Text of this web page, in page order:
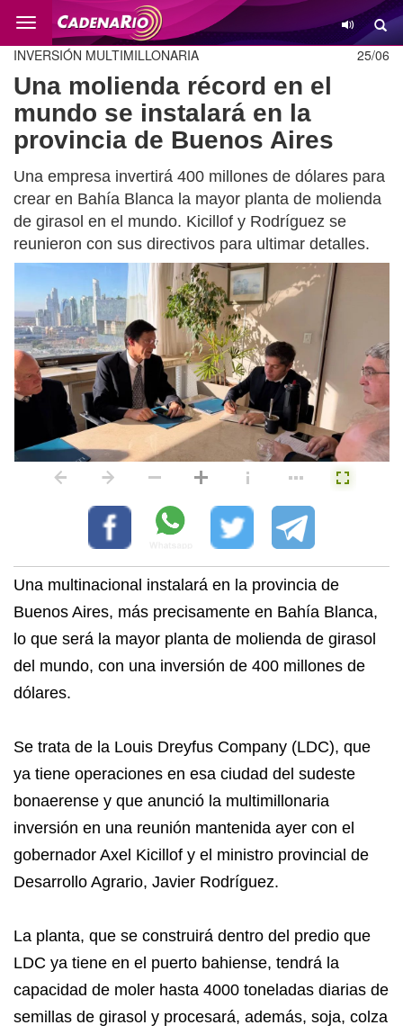
Cambio
25/06
INVERSIÓN MULTIMILLONARIA
Una molienda récord en el
mundo se instalará en la
provincia de Buenos Aires
Una empresa invertirá 400 millones de dólares para
crear en Bahía Blanca la mayor planta de molienda
de girasol en el mundo. Kicillof y Rodríguez se
reunieron con sus directivos para ultimar detalles.
Una multinacional instalará en la provincia de
Buenos Aires, más precisamente en Bahía Blanca,
lo que será la mayor planta de molienda de girasol
del mundo, con una inversión de 400 millones de
dólares.
Se trata de la Louis Dreyfus Company (LDC), que
ya tiene operaciones en esa ciudad del sudeste
bonaerense y que anunció la multimillonaria
inversión en una reunión mantenida ayer con el
gobernador Axel Kicillof y el ministro provincial de
Desarrollo Agrario, Javier Rodríguez.
La planta, que se construirá dentro del predio que
LDC ya tiene en el puerto bahiense, tendrá la
capacidad de moler hasta 4000 toneladas diarias de
semillas de girasol y procesará, además, soja, colza